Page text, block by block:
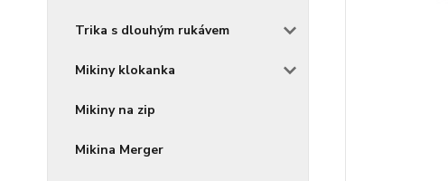
Trika s dlouhým rukávem
Mikiny klokanka
Mikiny na zip
Mikina Merger